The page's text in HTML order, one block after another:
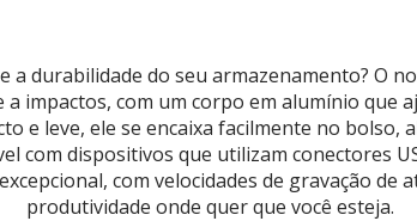
a durabilidade do seu armazenamento? O
impactos, com um corpo em alumínio que
e leve, ele se encaixa facilmente no
com dispositivos que utilizam conectores
com velocidades de gravação de
produtividade onde quer que você esteja.